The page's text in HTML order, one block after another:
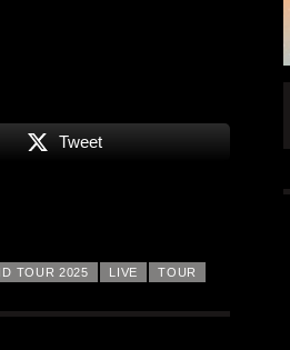
Tweet
TOUR 2025 LIVE TOUR